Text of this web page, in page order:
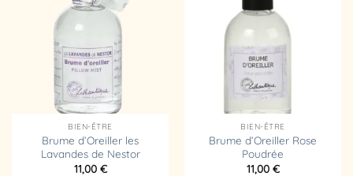
BIEN-ÊTRE
Brume d’Oreiller les
Lavandes de Nestor
11,00 €
BIEN-ÊTRE
Brume d’Oreiller Rose
Poudrée
11,00 €